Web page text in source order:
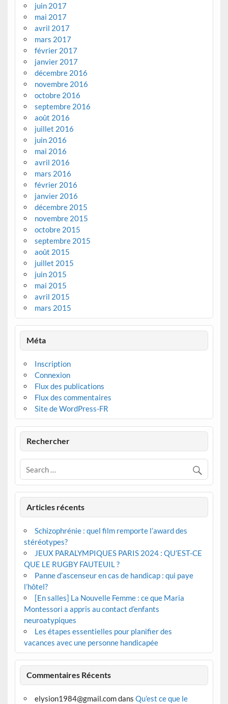
juin 2017
mai 2017
avril 2017
mars 2017
février 2017
janvier 2017
décembre 2016
novembre 2016
octobre 2016
septembre 2016
août 2016
juillet 2016
juin 2016
mai 2016
avril 2016
mars 2016
février 2016
janvier 2016
décembre 2015
novembre 2015
octobre 2015
septembre 2015
août 2015
juillet 2015
juin 2015
mai 2015
avril 2015
mars 2015
Méta
Inscription
Connexion
Flux des publications
Flux des commentaires
Site de WordPress-FR
Rechercher
Articles récents
Schizophrénie : quel film remporte l’award des
stéréotypes?
JEUX PARALYMPIQUES PARIS 2024 : QU’EST-CE
QUE LE RUGBY FAUTEUIL ?
Panne d’ascenseur en cas de handicap : qui paye
l’hôtel?
[En salles] La Nouvelle Femme : ce que Maria
Montessori a appris au contact d’enfants
neuroatypiques
Les étapes essentielles pour planifier des
vacances avec une personne handicapée
Commentaires Récents
elysion1984@gmail.comdans Qu’est ce que le